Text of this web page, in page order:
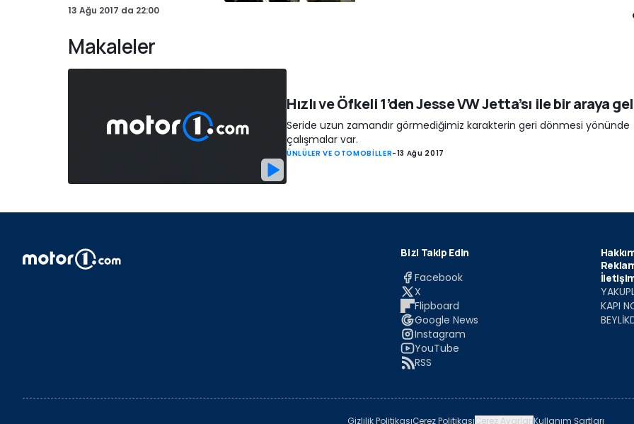
13 Ağu 2017 da 22:00
Makaleler
Hızlı ve Öfkeli 1’den Jesse VW Jetta’sı ile bir araya
Seride uzun zamandır görmediğimiz karakterin geri dönmesi yönünde
çalışmalar var.
ÜNLÜLER VE OTOMOBİLLER-13 Ağu 2017
Bizi Takip Edin
Facebook
X
Flipboard
Google News
Instagram
YouTube
RSS
KAPI
Gizlilik PolitikasıÇerez PolitikasıÇerez AyarlarıKullanım Şartları